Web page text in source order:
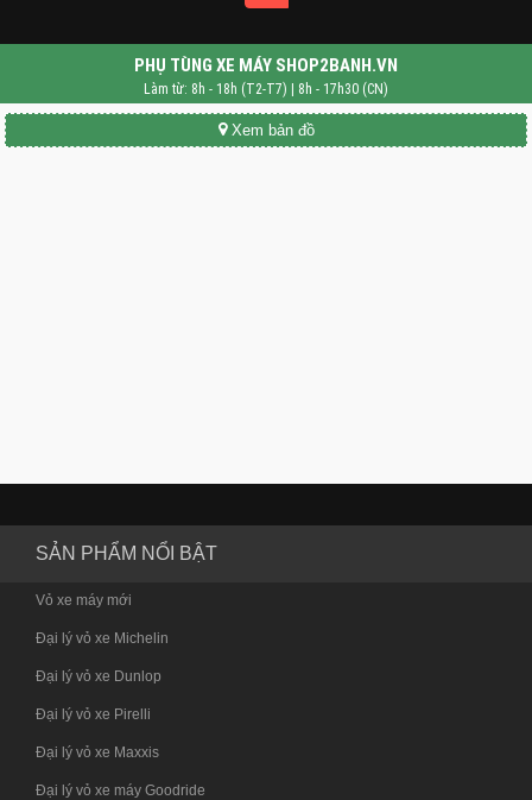
PHỤ TÙNG XE MÁY SHOP2BANH.VN
Làm từ: 8h - 18h (T2-T7) | 8h - 17h30 (CN)
Xem bản đồ
SẢN PHẨM NỔI BẬT
Vỏ xe máy mới
Đại lý vỏ xe Michelin
Đại lý vỏ xe Dunlop
Đại lý vỏ xe Pirelli
Đại lý vỏ xe Maxxis
Đại lý vỏ xe máy Goodride